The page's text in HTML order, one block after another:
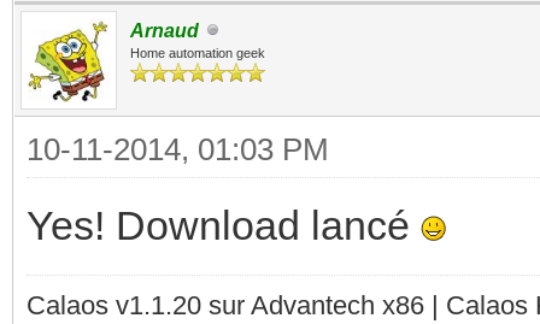
Arnaud
Home automation geek
10-11-2014, 01:03 PM
Yes! Download lancé
Calaos v1.1.20 sur Advantech x86 |